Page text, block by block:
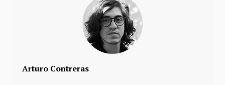
Arturo Contreras